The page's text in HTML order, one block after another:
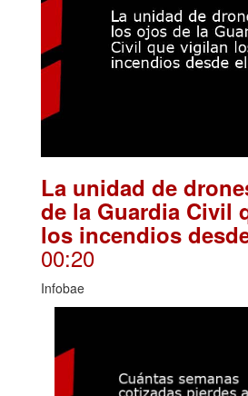
La unidad de
de la Guardia Civil
los incendios
00:20
Infobae